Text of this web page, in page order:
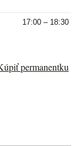
17:00 – 18:30
permanentku